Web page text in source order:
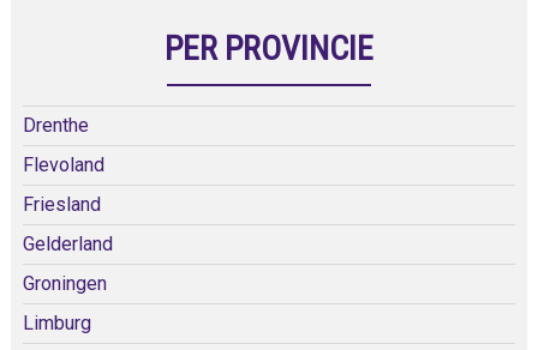
PER PROVINCIE
Drenthe
Flevoland
Friesland
Gelderland
Groningen
Limburg